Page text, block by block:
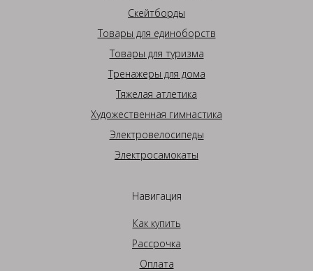
Скейтборды
Товары для единоборств
Товары для туризма
Тренажеры для дома
Тяжелая атлетика
Художественная гимнастика
Электровелосипеды
Электросамокаты
Навигация
Как купить
Рассрочка
Оплата